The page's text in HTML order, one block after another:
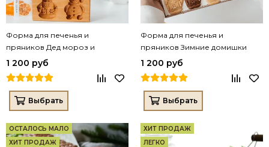
Форма для печенья и
пряников Дед мороз и
снеговик
1 200 руб
Выбрать
Форма для печенья и
пряников Зимние домишки
1 200 руб
Выбрать
ОСТАЛОСЬ МАЛО
ХИТ ПРОДАЖ
ХИТ ПРОДАЖ
ЛЕГКО